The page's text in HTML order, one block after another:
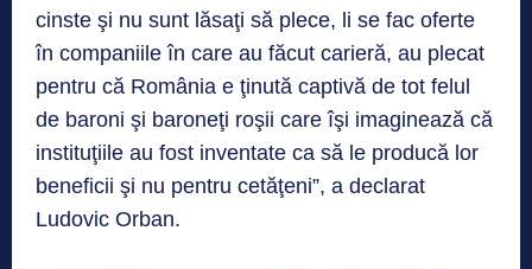
cinste şi nu sunt lăsaţi să plece, li se fac oferte
în companiile în care au făcut carieră, au plecat
pentru că România e ţinută captivă de tot felul
de baroni şi baroneţi roşii care îşi imaginează că
instituţiile au fost inventate ca să le producă lor
beneficii şi nu pentru cetăţeni”, a declarat
Ludovic Orban.